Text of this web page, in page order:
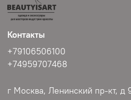
Контакты
+79106506100
+74959707468
г Москва, Ленинский пр-кт, д